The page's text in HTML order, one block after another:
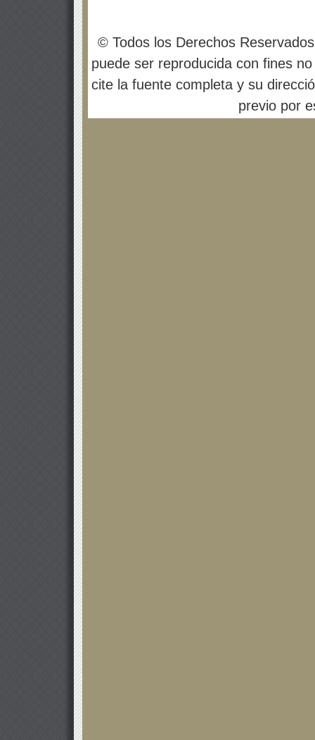
© Todos los Derechos
puede ser reproducida con fines
cite la fuente completa y su
previo por